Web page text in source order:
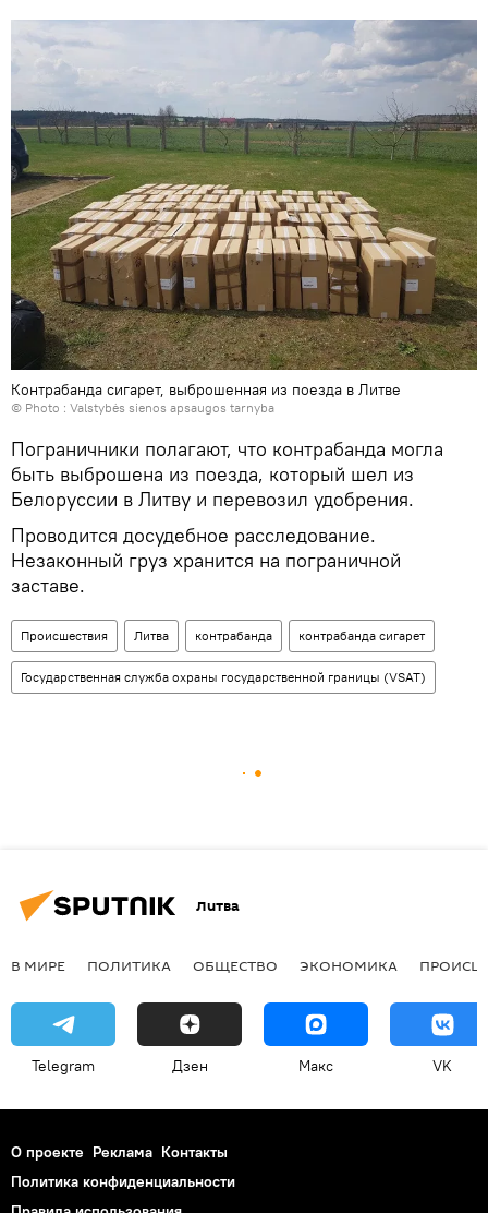
Контрабанда сигарет, выброшенная из поезда в Литве
© Photo : Valstybės sienos apsaugos tarnyba
Пограничники полагают, что контрабанда могла
быть выброшена из поезда, который шел из
Белоруссии в Литву и перевозил удобрения.
Проводится досудебное расследование.
Незаконный груз хранится на пограничной
заставе.
Происшествия Литва контрабанда контрабанда сигарет
Государственная служба охраны государственной границы (VSAT)
Литва
В МИРЕ ПОЛИТИКА ОБЩЕСТВО ЭКОНОМИКА
Telegram Дзен Макс VK
О проекте Реклама Контакты
Политика конфиденциальности